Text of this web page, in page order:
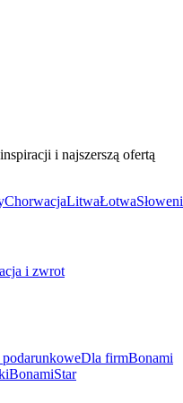
i najszerszą ofertą
ChorwacjaLitwaŁotwa
i zwrot
Dla firmBonami
BonamiStar